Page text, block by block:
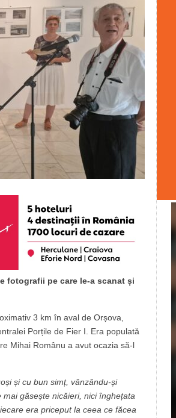
fotografii pe care le-a scanat și
3 km în aval de Orșova,
Porțile de Fier I. Era populată
Mihai Românu a avut ocazia să-l
și cu bun simț, vânzându-și
găsește nicăieri, nici înghețata
era priceput la ceea ce făcea